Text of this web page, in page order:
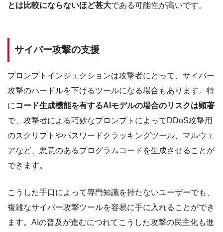
とは比較にならないほど甚大である可能性が高いです。
サイバー攻撃の支援
プロンプトインジェクションは攻撃者にとって、サイバー
攻撃のハードルを下げるツールになる場合もあります。特
に コード生成機能を有するAIモデルの場合のリスクは顕著
で、攻撃者による巧妙なプロンプトによってDDoS攻撃用
のスクリプトやパスワードクラッキングツール、マルウェ
アなど、悪意のあるプログラムコードを生成させることが
できます。
こうした手口によって専門知識を持たないユーザーでも、
複雑なサイバー攻撃ツールを容易に手に入れることができ
ます。AIの普及が進むにつれてこうした攻撃の民主化も進